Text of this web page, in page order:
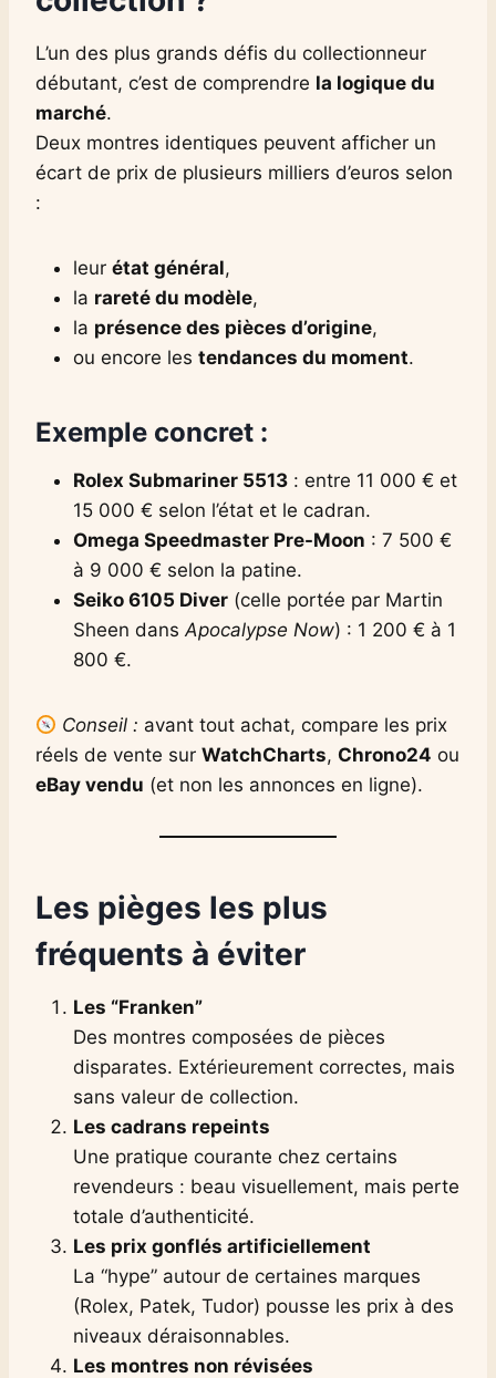
L’un des plus grands défis du collectionneur
débutant, c’est de comprendre la logique du
marché.
Deux montres identiques peuvent afficher un
écart de prix de plusieurs milliers d’euros selon
:
leur état général,
la rareté du modèle,
la présence des pièces d’origine,
ou encore les tendances du moment.
Exemple concret :
Rolex Submariner 5513 : entre 11 000 € et
15 000 € selon l’état et le cadran.
Omega Speedmaster Pre-Moon : 7 500 €
à 9 000 € selon la patine.
Seiko 6105 Diver (celle portée par Martin
Sheen dans Apocalypse Now) : 1 200 € à 1
800 €.
Conseil : avant tout achat, compare les prix
réels de vente sur WatchCharts, Chrono24 ou
eBay vendu (et non les annonces en ligne).
Les pièges les plus
fréquents à éviter
Les “Franken”
Des montres composées de pièces
disparates. Extérieurement correctes, mais
sans valeur de collection.
Les cadrans repeints
Une pratique courante chez certains
revendeurs : beau visuellement, mais perte
totale d’authenticité.
Les prix gonflés artificiellement
La “hype” autour de certaines marques
(Rolex, Patek, Tudor) pousse les prix à des
niveaux déraisonnables.
Les montres non révisées